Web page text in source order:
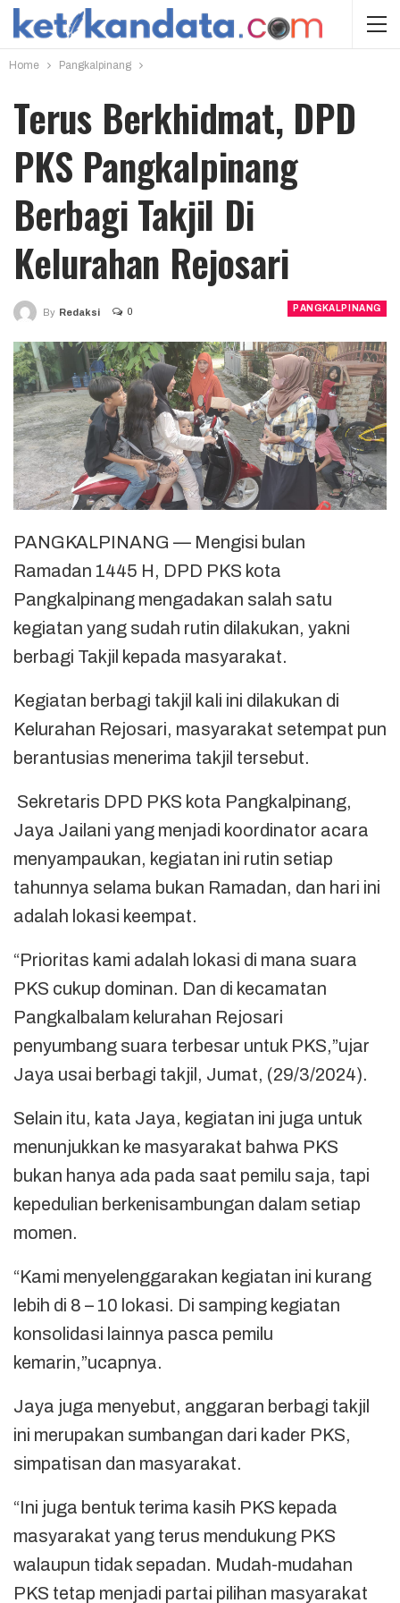
Home Pangkalpinang
Terus Berkhidmat, DPD
PKS Pangkalpinang
Berbagi Takjil Di
Kelurahan Rejosari
PANGKALPINANG
By Redaksi 0
PANGKALPINANG — Mengisi bulan
Ramadan 1445 H, DPD PKS kota
Pangkalpinang mengadakan salah satu
kegiatan yang sudah rutin dilakukan, yakni
berbagi Takjil kepada masyarakat.
Kegiatan berbagi takjil kali ini dilakukan di
Kelurahan Rejosari, masyarakat setempat pun
berantusias menerima takjil tersebut.
Sekretaris DPD PKS kota Pangkalpinang,
Jaya Jailani yang menjadi koordinator acara
menyampaukan, kegiatan ini rutin setiap
tahunnya selama bukan Ramadan, dan hari ini
adalah lokasi keempat.
“Prioritas kami adalah lokasi di mana suara
PKS cukup dominan. Dan di kecamatan
Pangkalbalam kelurahan Rejosari
penyumbang suara terbesar untuk PKS,”ujar
Jaya usai berbagi takjil, Jumat, (29/3/2024).
Selain itu, kata Jaya, kegiatan ini juga untuk
menunjukkan ke masyarakat bahwa PKS
bukan hanya ada pada saat pemilu saja, tapi
kepedulian berkenisambungan dalam setiap
momen.
“Kami menyelenggarakan kegiatan ini kurang
lebih di 8 – 10 lokasi. Di samping kegiatan
konsolidasi lainnya pasca pemilu
kemarin,”ucapnya.
Jaya juga menyebut, anggaran berbagi takjil
ini merupakan sumbangan dari kader PKS,
simpatisan dan masyarakat.
“Ini juga bentuk terima kasih PKS kepada
masyarakat yang terus mendukung PKS
walaupun tidak sepadan. Mudah-mudahan
PKS tetap menjadi partai pilihan masyarakat